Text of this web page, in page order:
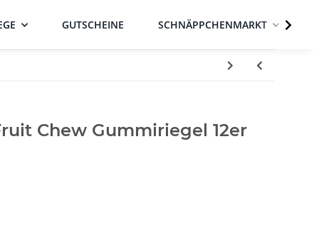
GUTSCHEINE SCHNÄPPCHENMARKT
Chew Gummiriegel 12er